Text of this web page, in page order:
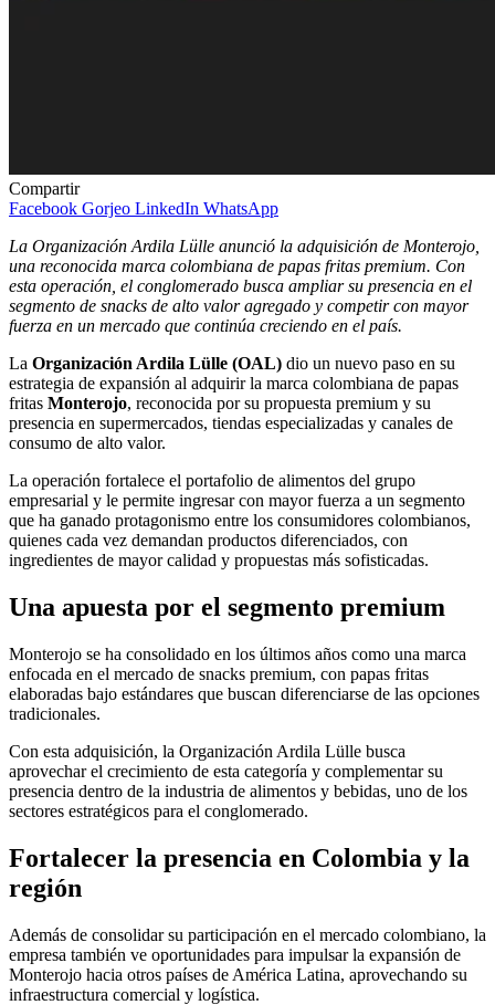
Compartir
Facebook Gorjeo LinkedIn WhatsApp
La Organización Ardila Lülle anunció la adquisición de Monterojo,
una reconocida marca colombiana de papas fritas premium. Con
esta operación, el conglomerado busca ampliar su presencia en el
segmento de snacks de alto valor agregado y competir con mayor
fuerza en un mercado que continúa creciendo en el país.
La Organización Ardila Lülle (OAL) dio un nuevo paso en su
estrategia de expansión al adquirir la marca colombiana de papas
fritas Monterojo, reconocida por su propuesta premium y su
presencia en supermercados, tiendas especializadas y canales de
consumo de alto valor.
La operación fortalece el portafolio de alimentos del grupo
empresarial y le permite ingresar con mayor fuerza a un segmento
que ha ganado protagonismo entre los consumidores colombianos,
quienes cada vez demandan productos diferenciados, con
ingredientes de mayor calidad y propuestas más sofisticadas.
Una apuesta por el segmento premium
Monterojo se ha consolidado en los últimos años como una marca
enfocada en el mercado de snacks premium, con papas fritas
elaboradas bajo estándares que buscan diferenciarse de las opciones
tradicionales.
Con esta adquisición, la Organización Ardila Lülle busca
aprovechar el crecimiento de esta categoría y complementar su
presencia dentro de la industria de alimentos y bebidas, uno de los
sectores estratégicos para el conglomerado.
Fortalecer la presencia en Colombia y la
región
Además de consolidar su participación en el mercado colombiano, la
empresa también ve oportunidades para impulsar la expansión de
Monterojo hacia otros países de América Latina, aprovechando su
infraestructura comercial y logística.